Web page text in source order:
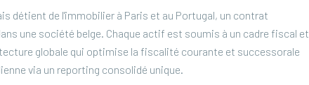
détient de l'immobilier à Paris et au Portugal, un contrat
une société belge. Chaque actif est soumis à un cadre fiscal et
globale qui optimise la fiscalité courante et successorale
via un reporting consolidé unique.